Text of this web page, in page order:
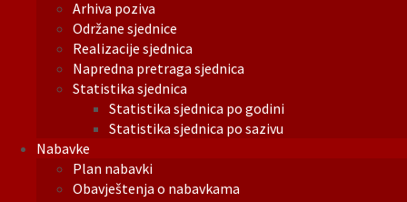
Arhiva poziva
Održane sjednice
Realizacije sjednica
Napredna pretraga sjednica
Statistika sjednica
Statistika sjednica po godini
Statistika sjednica po sazivu
Nabavke
Plan nabavki
Obavještenja o nabavkama